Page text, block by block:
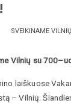
SVEIKINAME
Vilnių su
laiškuose
– Vilnių.